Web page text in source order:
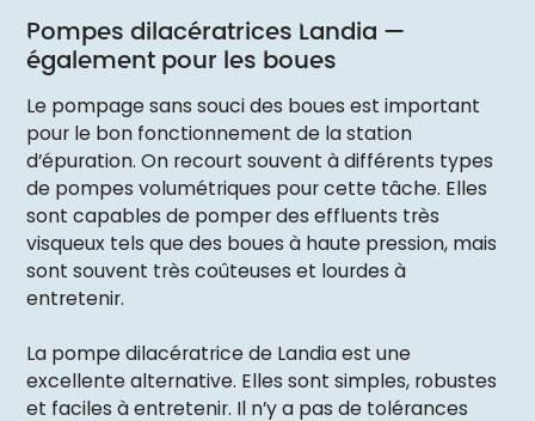
Pompes dilacératrices Landia —
également pour les boues
Le pompage sans souci des boues est important
pour le bon fonctionnement de la station
d’épuration. On recourt souvent à différents types
de pompes volumétriques pour cette tâche. Elles
sont capables de pomper des effluents très
visqueux tels que des boues à haute pression, mais
sont souvent très coûteuses et lourdes à
entretenir.
La pompe dilacératrice de Landia est une
excellente alternative. Elles sont simples, robustes
et faciles à entretenir. Il n’y a pas de tolérances